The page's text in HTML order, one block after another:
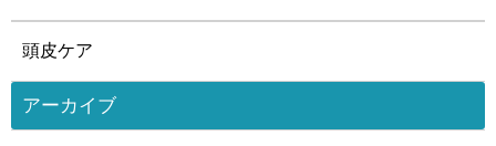
頭皮ケア
アーカイブ